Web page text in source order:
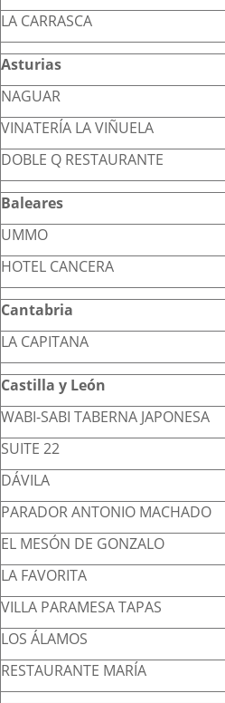
LA CARRASCA
Asturias
NAGUAR
VINATERÍA LA VIÑUELA
DOBLE Q RESTAURANTE
Baleares
UMMO
HOTEL CANCERA
Cantabria
LA CAPITANA
Castilla y León
WABI-SABI TABERNA JAPONESA
SUITE 22
DÁVILA
PARADOR ANTONIO MACHADO
EL MESÓN DE GONZALO
LA FAVORITA
VILLA PARAMESA TAPAS
LOS ÁLAMOS
RESTAURANTE MARÍA